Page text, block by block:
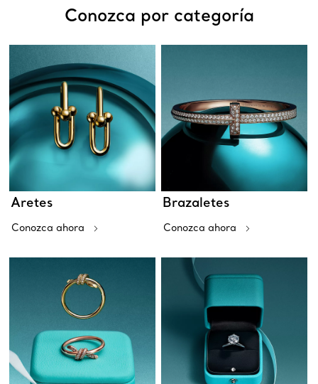
Conozca por categoría
Aretes
Conozca ahora
Brazaletes
Conozca ahora